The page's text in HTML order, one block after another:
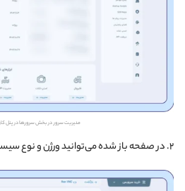
مدیریت سرور در بخش سرورها در پنل
۲. در صفحه باز شده می‌توانید ورژن و نوع سیستم‌عامل را مشاهده کنید.